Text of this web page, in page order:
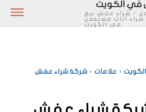
في الكويت
- شراء عفش بيع
شراء اثاث مستعمل
في الكويت
علامات
شركة شراء عفش